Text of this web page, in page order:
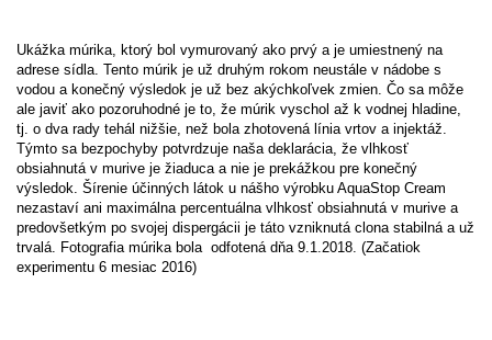
Ukážka múrika, ktorý bol vymurovaný ako prvý a je umiestnený na
adrese sídla. Tento múrik je už druhým rokom neustále v nádobe s
vodou a konečný výsledok je už bez akýchkoľvek zmien. Čo sa môže
ale javiť ako pozoruhodné je to, že múrik vyschol až k vodnej hladine,
tj. o dva rady tehál nižšie, než bola zhotovená línia vrtov a injektáž.
Týmto sa bezpochyby potvrdzuje naša deklarácia, že vlhkosť
obsiahnutá v murive je žiaduca a nie je prekážkou pre konečný
výsledok. Šírenie účinných látok u nášho výrobku AquaStop Cream
nezastaví ani maximálna percentuálna vlhkosť obsiahnutá v murive a
predovšetkým po svojej dispergácii je táto vzniknutá clona stabilná a už
trvalá. Fotografia múrika bola odfotená dňa 9.1.2018. (Začatiok
experimentu 6 mesiac 2016)